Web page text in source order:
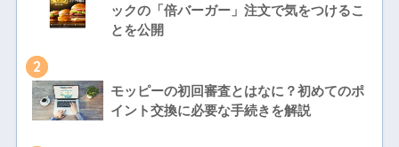
ックの「倍バーガー」注文で気をつけるこ
とを公開
2
モッピーの初回審査とはなに？初めてのポ
イント交換に必要な手続きを解説